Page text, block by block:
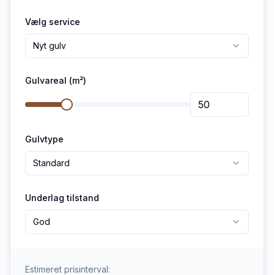
Vælg service
Nyt gulv
Gulvareal (m²)
Gulvtype
Standard
Underlag tilstand
God
Estimeret prisinterval: